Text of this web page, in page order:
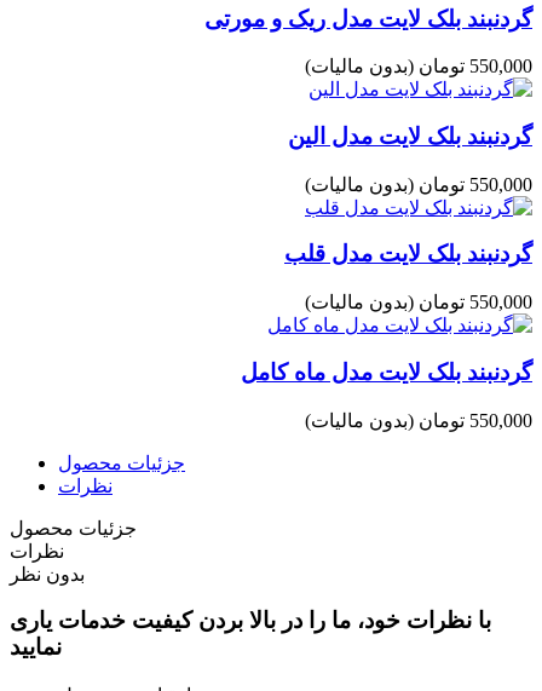
گردنبند بلک لایت مدل ریک و مورتی
550,000 تومان (بدون مالیات)
گردنبند بلک لایت مدل الین
550,000 تومان (بدون مالیات)
گردنبند بلک لایت مدل قلب
550,000 تومان (بدون مالیات)
گردنبند بلک لایت مدل ماه کامل
550,000 تومان (بدون مالیات)
جزئیات محصول
نظرات
جزئیات محصول
نظرات
بدون نظر
با نظرات خود، ما را در بالا بردن کیفیت خدمات یاری
نمایید